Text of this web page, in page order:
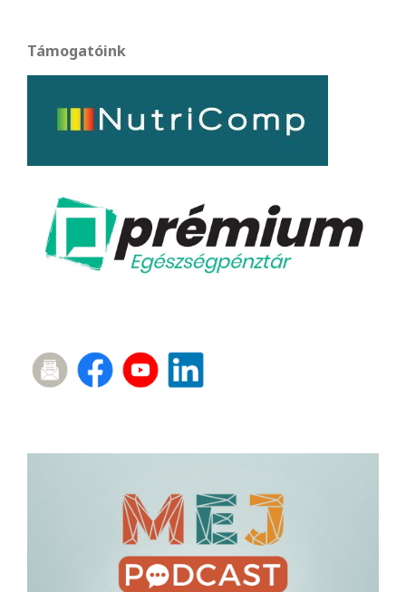
Támogatóink